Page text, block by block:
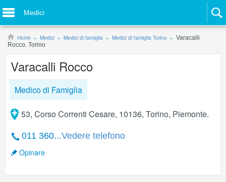
Medici
Home Medici Medici di famiglia Medici di famiglia Torino
Varacalli
Rocco. Torino
Varacalli Rocco
Medico di Famiglia
53, Corso Correnti Cesare, 10136, Torino, Piemonte.
011 360...Vedere telefono
Opinare